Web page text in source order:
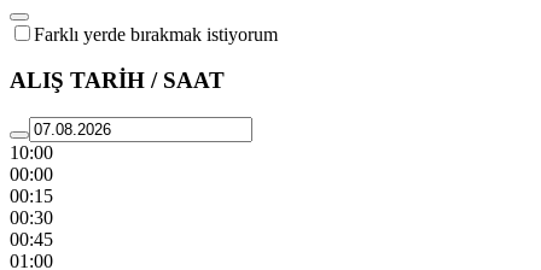
Farklı yerde bırakmak istiyorum
ALIŞ TARİH / SAAT
10:00
00:00
00:15
00:30
00:45
01:00